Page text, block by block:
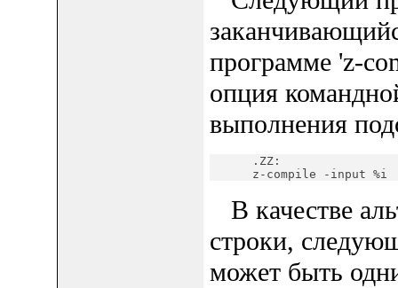
программе 'z-
опция
выполнения
      .ZZ:
      z-compile -input %i
В качестве
строки,
может быть